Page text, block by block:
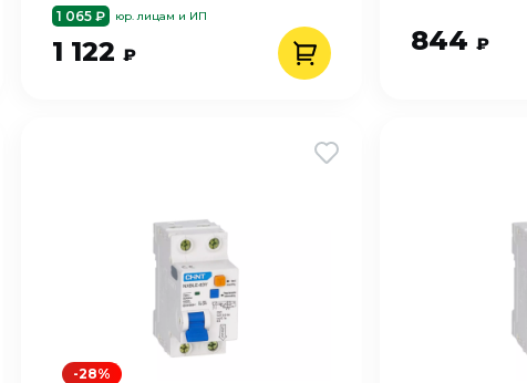
1 065 ₽ юр. лицам и ИП
1 122 ₽ 844 ₽
-28%